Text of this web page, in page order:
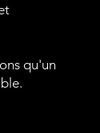
qu'un